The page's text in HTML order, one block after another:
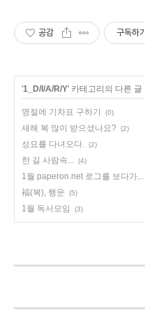
공감 구독하기
'1_D/I/A/R/Y' 카테고리의 다른 글
명절에 기차표 구하기 (0)
새해 복 많이 받으셨나요? (2)
성묘를 다녀오다. (2)
한 길 사람속... (4)
1월 paperon.net 로그를 보다가...
福(복), 행운 (5)
1월 독서모임 (3)